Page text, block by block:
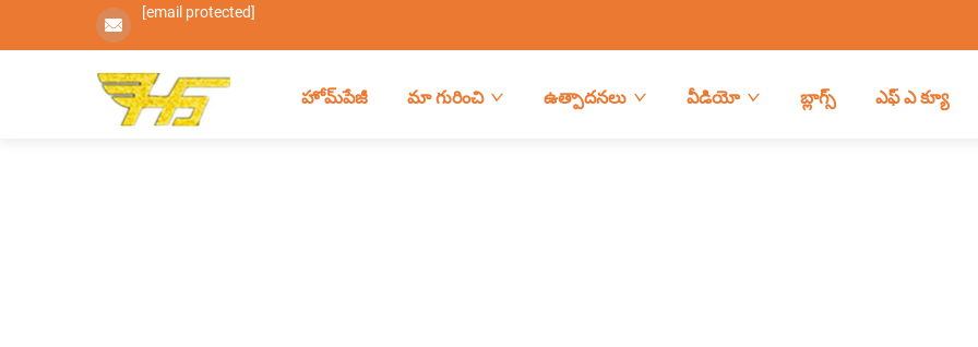
[email protected]
హోమ్‌పేజీ మా గురించి ఉత్పాదనలు వీడియో బ్లాగ్స్ ఎఫ్ ఎ క్యూ